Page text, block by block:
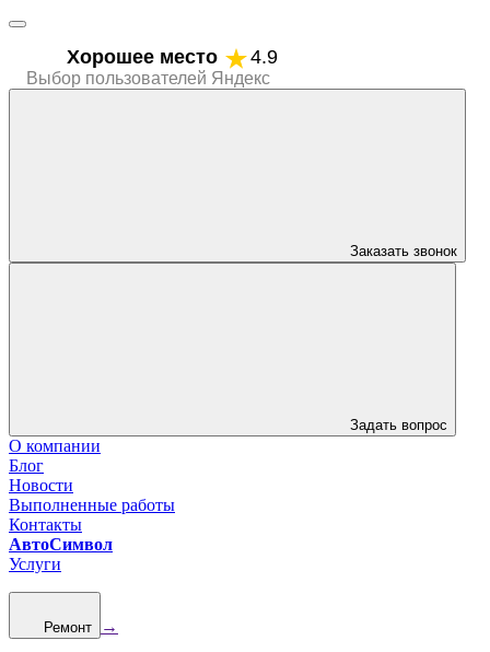
Хорошее место 4.9
Выбор пользователей Яндекс
Заказать звонок
Задать вопрос
О компании
Блог
Новости
Выполненные работы
Контакты
АвтоСимвол
Услуги
Ремонт →